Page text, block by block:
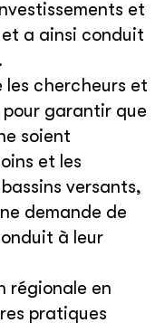
et
a ainsi conduit
les chercheurs et
pour garantir que
soient
et les
versants,
demande de
à leur
régionale en
pratiques